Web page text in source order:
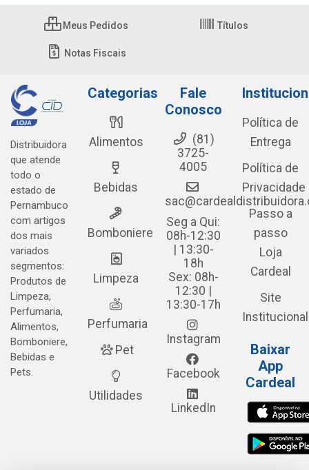
Meus Pedidos Títulos
Notas Fiscais
Distribuidora
que atende
todo o
estado de
Pernambuco
com artigos
dos mais
variados
segmentos:
Produtos de
Limpeza,
Perfumaria,
Alimentos,
Bomboniere,
Bebidas e
Pets.
Categorias
Alimentos
Bebidas
Bomboniere
Limpeza
Perfumaria
Pet
Utilidades
Fale
Conosco
(81)
3725-
4005
Seg a Qui:
08h-12:30
| 13:30-
18h
Sex: 08h-
12:30 |
13:30-17h
Instagram
Facebook
LinkedIn
Política de
Entrega
Política de
Privacidade
Passo a
passo
Loja
Cardeal
Site
Institucional
Baixar
App
Cardeal